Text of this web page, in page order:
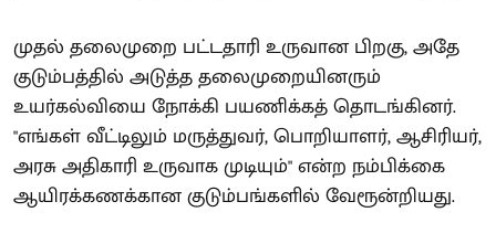
முதல் தலைமுறை பட்டதாரி உருவான பிறகு, அதே
குடும்பத்தில் அடுத்த தலைமுறையினரும்
உயர்கல்வியை நோக்கி பயணிக்கத் தொடங்கினர்.
"எங்கள் வீட்டிலும் மருத்துவர், பொறியாளர், ஆசிரியர்,
அரசு அதிகாரி உருவாக முடியும்" என்ற நம்பிக்கை
ஆயிரக்கணக்கான குடும்பங்களில் வேரூன்றியது.